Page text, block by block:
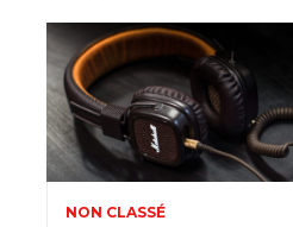
NON CLASSÉ